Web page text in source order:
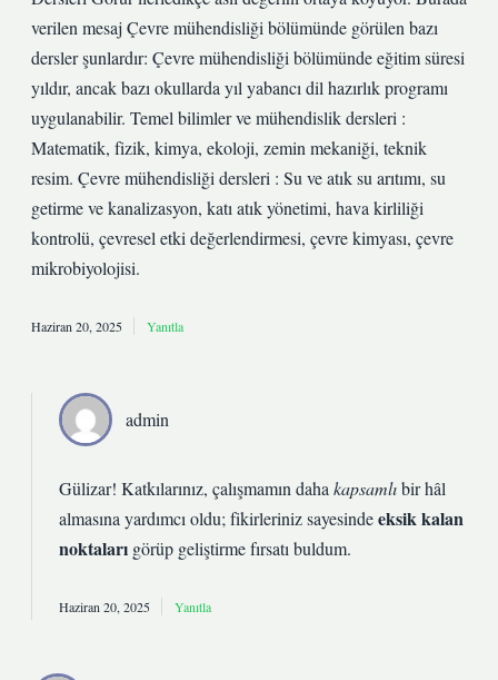
verilen mesaj Çevre mühendisliği bölümünde görülen bazı
dersler şunlardır: Çevre mühendisliği bölümünde eğitim süresi
yıldır, ancak bazı okullarda yıl yabancı dil hazırlık programı
uygulanabilir. Temel bilimler ve mühendislik dersleri :
Matematik, fizik, kimya, ekoloji, zemin mekaniği, teknik
resim. Çevre mühendisliği dersleri : Su ve atık su arıtımı, su
getirme ve kanalizasyon, katı atık yönetimi, hava kirliliği
kontrolü, çevresel etki değerlendirmesi, çevre kimyası, çevre
mikrobiyolojisi.
Haziran 20, 2025 Yanıtla
admin
Gülizar! Katkılarınız, çalışmamın daha kapsamlıbir hâl
almasına yardımcı oldu; fikirleriniz sayesindeeksik kalan
noktaları görüp geliştirme fırsatı buldum.
Haziran 20, 2025 Yanıtla